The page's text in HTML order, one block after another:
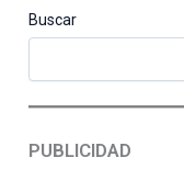
Buscar
PUBLICIDAD